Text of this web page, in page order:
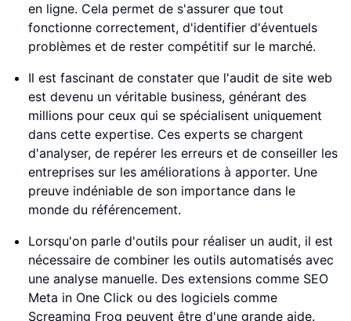
en ligne. Cela permet de s'assurer que tout
fonctionne correctement, d'identifier d'éventuels
problèmes et de rester compétitif sur le marché.
Il est fascinant de constater que l'audit de site web
est devenu un véritable business, générant des
millions pour ceux qui se spécialisent uniquement
dans cette expertise. Ces experts se chargent
d'analyser, de repérer les erreurs et de conseiller les
entreprises sur les améliorations à apporter. Une
preuve indéniable de son importance dans le
monde du référencement.
Lorsqu'on parle d'outils pour réaliser un audit, il est
nécessaire de combiner les outils automatisés avec
une analyse manuelle. Des extensions comme SEO
Meta in One Click ou des logiciels comme
Screaming Frog peuvent être d'une grande aide.